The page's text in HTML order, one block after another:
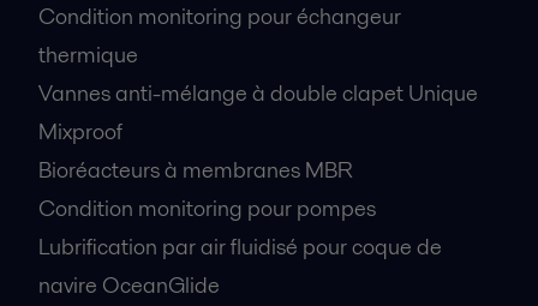
HDS benefits from plate heat exchangers
2016-10-25 115 kB
Hydrotreater Optimization with welded plate
heat exchangers
Saving fuel costs with welded plate heat
exchangers
2016-10-25 1064 kB
Packinox Simply Dynamite
Condition monitoring pour échangeur
thermique
Vannes anti-mélange à double clapet Unique
Mixproof
Bioréacteurs à membranes MBR
Condition monitoring pour pompes
Lubrification par air fluidisé pour coque de
navire OceanGlide